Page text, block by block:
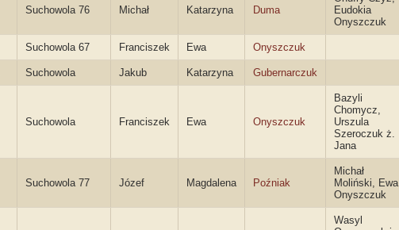
Suchowola 76 Michał Katarzyna Duma
Eudokia
Onyszczuk
Suchowola 67 Franciszek Ewa Onyszczuk
Suchowola Jakub Katarzyna Gubernarczuk
Suchowola Franciszek Ewa Onyszczuk
Bazyli
Chomycz,
Urszula
Szeroczuk ż.
Jana
Suchowola 77 Józef Magdalena Poźniak
Michał
Moliński, Ewa
Onyszczuk
Wasyl